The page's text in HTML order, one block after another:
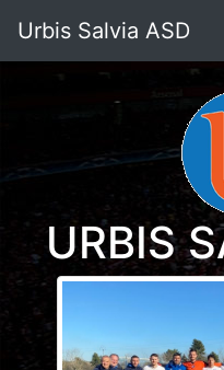
Urbis Salvia ASD
URBIS